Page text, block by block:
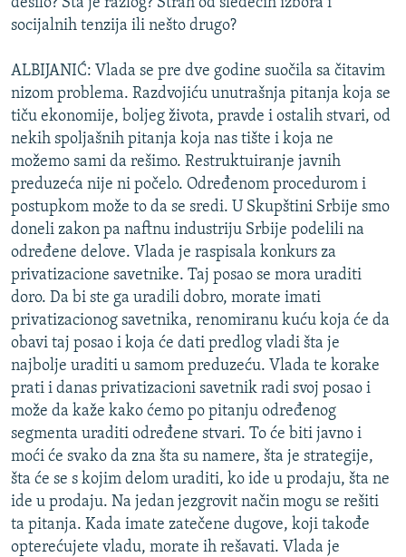
socijalnih tenzija ili nešto drugo?
ALBIJANIĆ: Vlada se pre dve godine suočila sa čitavim
nizom problema. Razdvojiću unutrašnja pitanja koja se
tiču ekonomije, boljeg života, pravde i ostalih stvari, od
nekih spoljašnih pitanja koja nas tište i koja ne
možemo sami da rešimo. Restruktuiranje javnih
preduzeća nije ni počelo. Određenom procedurom i
postupkom može to da se sredi. U Skupštini Srbije smo
doneli zakon pa naftnu industriju Srbije podelili na
određene delove. Vlada je raspisala konkurs za
privatizacione savetnike. Taj posao se mora uraditi
doro. Da bi ste ga uradili dobro, morate imati
privatizacionog savetnika, renomiranu kuću koja će da
obavi taj posao i koja će dati predlog vladi šta je
najbolje uraditi u samom preduzeću. Vlada te korake
prati i danas privatizacioni savetnik radi svoj posao i
može da kaže kako ćemo po pitanju određenog
segmenta uraditi određene stvari. To će biti javno i
moći će svako da zna šta su namere, šta je strategije,
šta će se s kojim delom uraditi, ko ide u prodaju, šta ne
ide u prodaju. Na jedan jezgrovit način mogu se rešiti
ta pitanja. Kada imate zatečene dugove, koji takođe
opterećujete vladu, morate ih rešavati. Vlada je